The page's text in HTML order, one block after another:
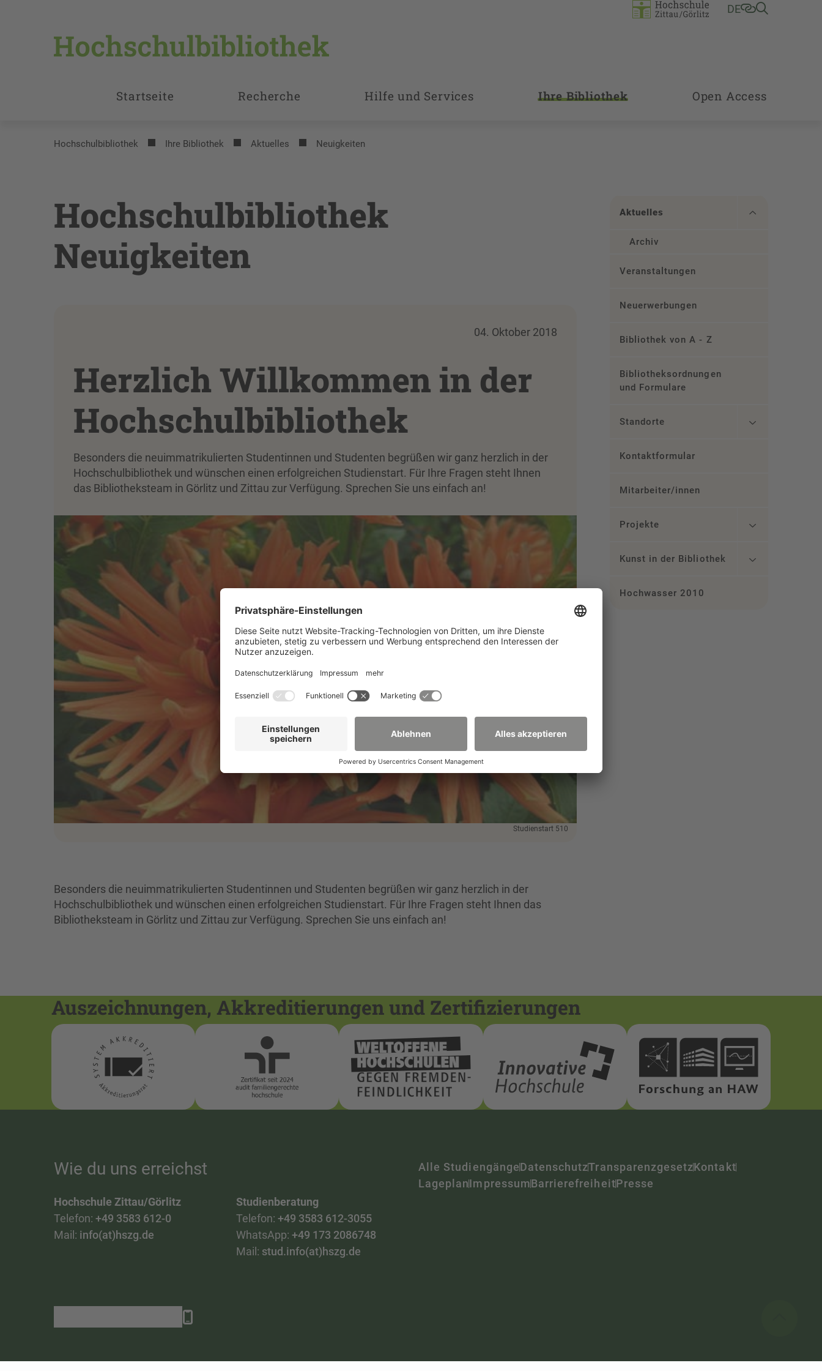
DE
Startseite Recherche Hilfe und Services Ihre Bibliothek Open Access
Hochschulbibliothek Ihre Bibliothek Aktuelles Neuigkeiten
Hochschulbibliothek
Neuigkeiten
04. Oktober 2018
Herzlich Willkommen in der
Hochschulbibliothek
Besonders die neuimmatrikulierten Studentinnen und Studenten begrüßen wir ganz herzlich in der
Hochschulbibliothek und wünschen einen erfolgreichen Studienstart. Für Ihre Fragen steht Ihnen
das Bibliotheksteam in Görlitz und Zittau zur Verfügung. Sprechen Sie uns einfach an!
Studienstart 510
Besonders die neuimmatrikulierten Studentinnen und Studenten begrüßen wir ganz herzlich in der
Hochschulbibliothek und wünschen einen erfolgreichen Studienstart. Für Ihre Fragen steht Ihnen das
Bibliotheksteam in Görlitz und Zittau zur Verfügung. Sprechen Sie uns einfach an!
Aktuelles
Archiv
Veranstaltungen
Neuerwerbungen
Bibliothek von A - Z
Bibliotheksordnungen
und Formulare
Standorte
Kontaktformular
Mitarbeiter/innen
Projekte
Kunst in der Bibliothek
Hochwasser 2010
Auszeichnungen, Akkreditierungen und Zertifizierungen
Wie du uns erreichst
Hochschule Zittau/Görlitz
Telefon: +49 3583 612-0
Mail: info(at)hszg.de
Studienberatung
Telefon: +49 3583 612-3055
WhatsApp: +49 173 2086748
Mail: stud.info(at)hszg.de
Alle StudiengängeDatenschutzTransparenzgesetzKontakt
LageplanImpressumBarrierefreiheitPresse